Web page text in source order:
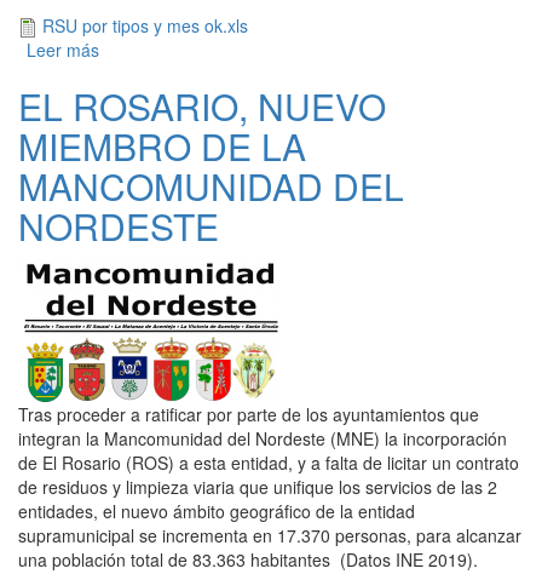
RSU por tipos y mes ok.xls
Leer más
PANDEMIA GLOBAL DE CORONAVIRUS
EL ROSARIO, NUEVO
MIEMBRO DE LA
MANCOMUNIDAD DEL
NORDESTE
Tras proceder a ratificar por parte de los ayuntamientos que
integran la Mancomunidad del Nordeste (MNE) la incorporación
de El Rosario (ROS) a esta entidad, y a falta de licitar un contrato
de residuos y limpieza viaria que unifique los servicios de las 2
entidades, el nuevo ámbito geográfico de la entidad
supramunicipal se incrementa en 17.370 personas, para alcanzar
una población total de 83.363 habitantes (Datos INE 2019).